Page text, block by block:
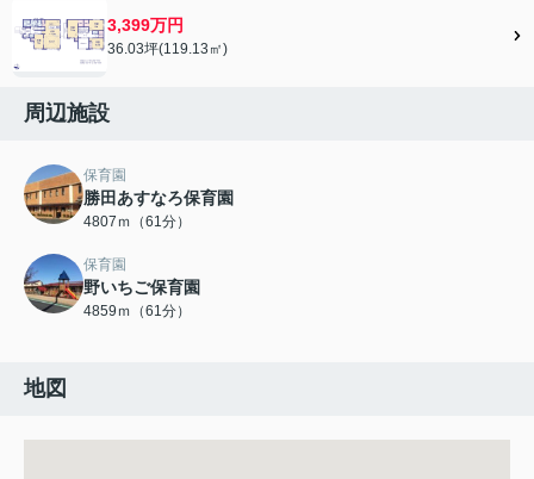
3,399万円
36.03坪(119.13㎡)
周辺施設
保育園
勝田あすなろ保育園
4807ｍ（61分）
保育園
野いちご保育園
4859ｍ（61分）
地図